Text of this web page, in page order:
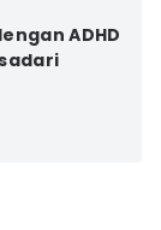
ADHD